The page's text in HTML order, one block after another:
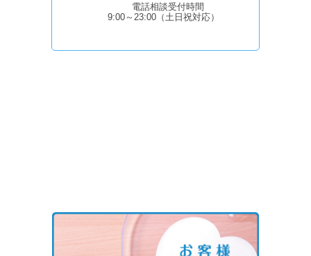
電話相談受付時間
9:00～23:00（土日祝対応）